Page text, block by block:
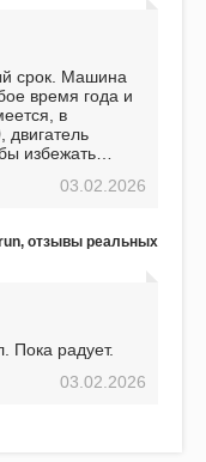
срок. Машина
время года и
в
двигатель
избежать
поломки,
он даже
03.02.2026
отзывы реальных
Пока радует.
03.02.2026